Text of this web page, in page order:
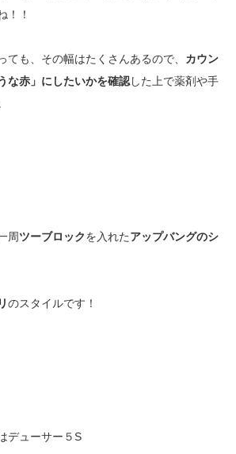
！！
ても、その幅はたくさんあるので、 カウン
な赤」にしたいかを確認した上で薬剤や手
周ツーブロックを入れたアップバングのシ
のスタイルです！
デューサー５S